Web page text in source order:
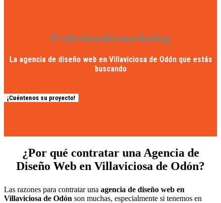
Profesionalesmarketing
La agencia de diseño web en Villaviciosa de Odón que estás
buscando
¡Cuéntenos su proyecto!
¿Por qué contratar una Agencia de
Diseño Web en Villaviciosa de Odón?
Las razones para contratar una agencia de diseño web en
Villaviciosa de Odón son muchas, especialmente si tenemos en